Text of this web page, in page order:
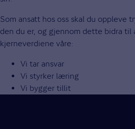
Som ansatt hos oss skal du oppleve
den du er, og gjennom dette bidra til
kjerneverdiene våre:
Vi tar ansvar
Vi styrker læring
Vi bygger tillit